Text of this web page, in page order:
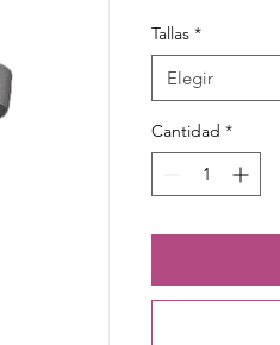
Tallas *
Elegir
Cantidad *